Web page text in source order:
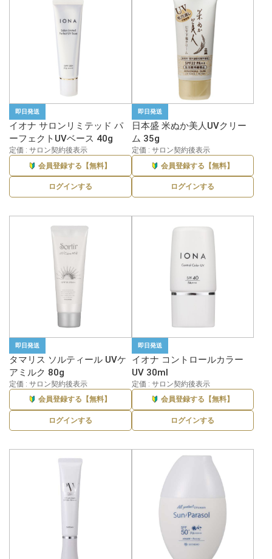
即日発送
イオナ サロンリミテッド パ
ーフェクトUVベース 40g
定価 : サロン契約後表示
会員登録する【無料】
ログインする
即日発送
日本盛 米ぬか美人UVクリー
ム 35g
定価 : サロン契約後表示
会員登録する【無料】
ログインする
即日発送
タマリス ソルティール UVケ
アミルク 80g
定価 : サロン契約後表示
会員登録する【無料】
ログインする
即日発送
イオナ コントロールカラー
UV 30ml
定価 : サロン契約後表示
会員登録する【無料】
ログインする